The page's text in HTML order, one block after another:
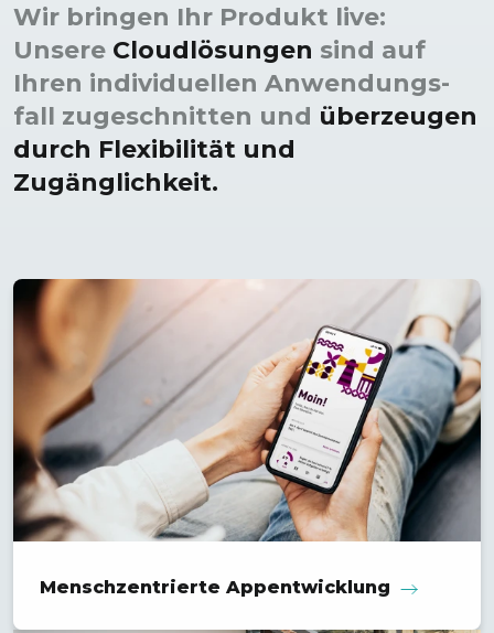
Wir bringen Ihr Produkt live:
Unsere Cloud­lösungen sind auf
Ihren individuellen Anwendungs­
fall zugeschnitten und überzeugen
durch Flexibilität und
Zugänglichkeit.
Mensch­zentrierte App­entwicklung